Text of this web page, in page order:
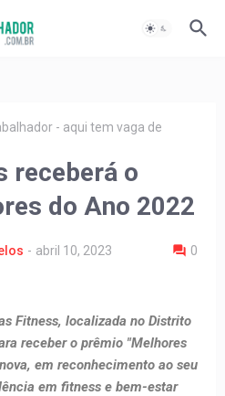
- aqui tem vaga de
receberá o
do Ano 2022
- abril 10, 2023 0
Fitness, localizada no Distrito
receber o prêmio "Melhores
em reconhecimento ao seu
em fitness e bem-estar